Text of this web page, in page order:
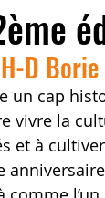
D Borie
un cap
vivre la
et à